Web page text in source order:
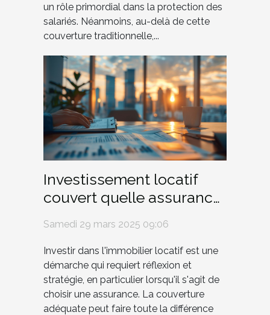
un rôle primordial dans la protection des
salariés. Néanmoins, au-delà de cette
couverture traditionnelle,...
Investissement locatif
couvert quelle assurance
ROI
Samedi 29 mars 2025 09:06
Investir dans l'immobilier locatif est une
démarche qui requiert réflexion et
stratégie, en particulier lorsqu'il s'agit de
choisir une assurance. La couverture
adéquate peut faire toute la différence